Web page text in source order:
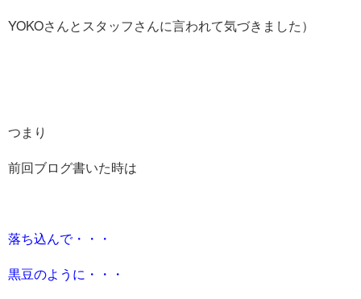
YOKOさんとスタッフさんに言われて気づきました）
つまり
前回ブログ書いた時は
落ち込んで・・・
黒豆のように・・・